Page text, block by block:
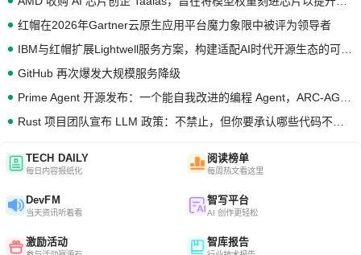
红帽在2026年Gartner云原生应用平台魔力象限中被评为领导者
GitHub 再次爆发大规模服务降级
TECH DAILY
每日内容报纸化
阅读榜单
每周热文看这里
DevFM
当天资讯听着看
智写平台
AI 创作更轻松
激励活动 智库报告